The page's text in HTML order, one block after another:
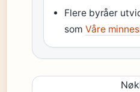
Flere byråer
som Våre